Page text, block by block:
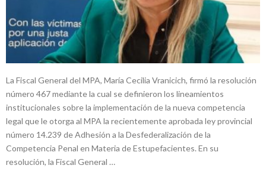
La Fiscal General del MPA, María Cecilia Vranicich, firmó la resolución
número 467 mediante la cual se definieron los lineamientos
institucionales sobre la implementación de la nueva competencia
legal que le otorga al MPA la recientemente aprobada ley provincial
número 14.239 de Adhesión a la Desfederalización de la
Competencia Penal en Materia de Estupefacientes. En su
resolución, la Fiscal General …